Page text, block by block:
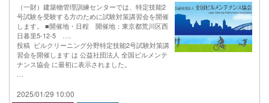
（一財）建築物管理訓練センターでは、特定技能2
号試験を受験する方のために試験対策講習会を開催
します。 ■開催地・日程 開催地：東京都荒川区西
日暮里5-12-5 ….
投稿 ビルクリーニング分野特定技能2号試験対策講
習会を開催します は 公益社団法人 全国ビルメンテ
ナンス協会 に最初に表示されました。
2025/01/29 10:00